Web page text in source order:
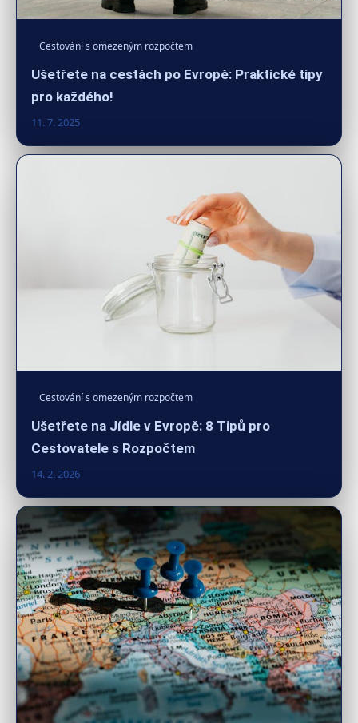
Cestování s omezeným rozpočtem
Ušetřete na cestách po Evropě: Praktické tipy
pro každého!
11. 7. 2025
Cestování s omezeným rozpočtem
Ušetřete na Jídle v Evropě: 8 Tipů pro
Cestovatele s Rozpočtem
14. 2. 2026